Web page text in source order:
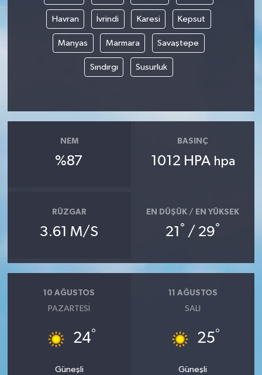
Havran İvrindi Karesi Kepsut
Manyas Marmara Savaştepe
Sındırgı Susurluk
NEM
%87
BASINÇ
1012 HPA hpa
RÜZGAR
3.61 M/S
EN DÜŞÜK / EN YÜKSEK
21 ° / 29°
10 AĞUSTOS
PAZARTESI
24°
Güneşli
11 AĞUSTOS
SALI
25°
Güneşli